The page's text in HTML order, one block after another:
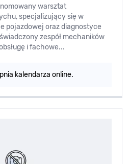
warsztat
specjalizujący się w
pojazdowej oraz diagnostyce
zespół mechaników
i fachowe...
kalendarza online.